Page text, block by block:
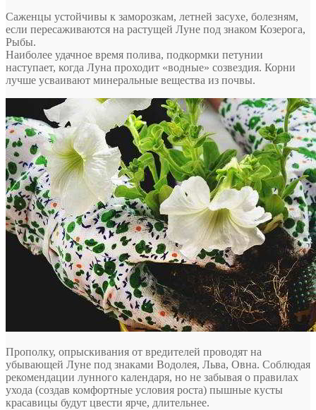
Саженцы устойчивы к заморозкам, летней засухе, болезням,
если пересаживаются на растущей Луне под знаком Козерога,
Рыбы.
Наиболее удачное время полива, подкормки петунии
наступает, когда Луна проходит «водные» созвездия. Корни
лучше усваивают минеральные вещества из почвы.
Прополку, опрыскивания от вредителей проводят на
убывающей Луне под знаками Водолея, Льва, Овна. Соблюдая
рекомендации лунного календаря, но не забывая о правилах
ухода (создав комфортные условия роста) пышные кусты
красавицы будут цвести ярче, длительнее.